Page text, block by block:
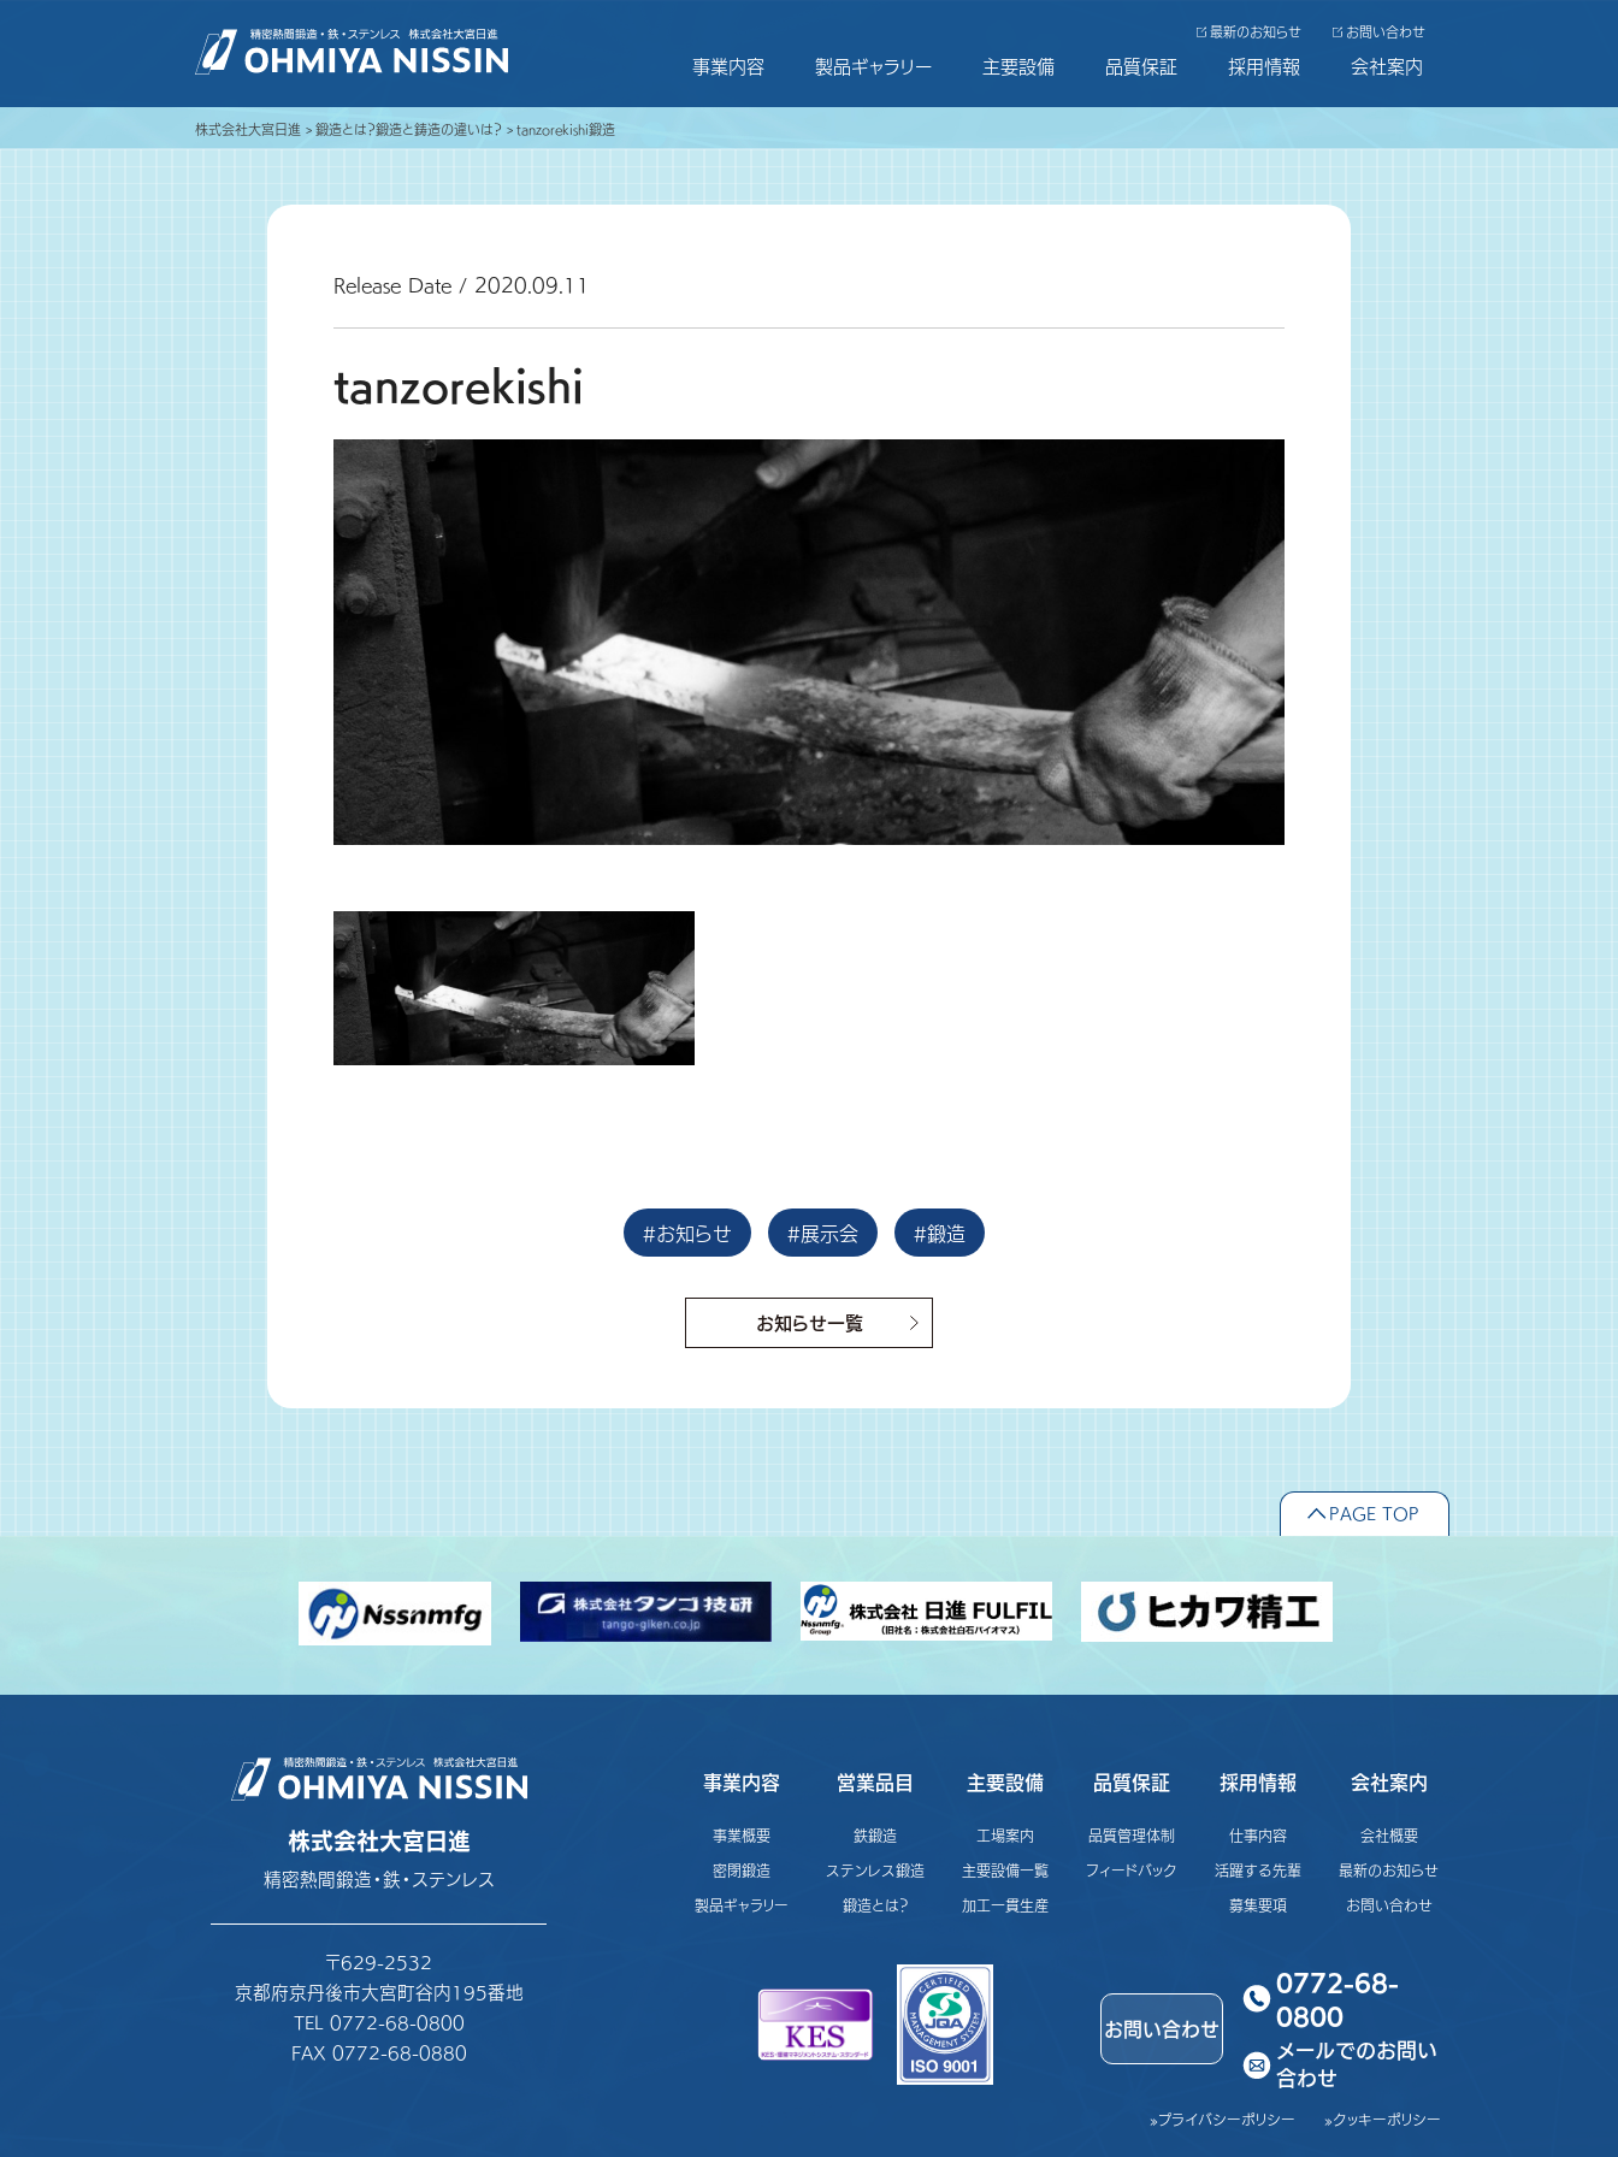
最新のお知らせ お問い合わせ
事業内容 製品ギャラリー 主要設備 品質保証 採用情報 会社案内
株式会社大宮日進 鍛造
鍛造とは？鍛造と鋳造の違いは？ tanzorekishi
Release Date / 2020.09.11
tanzorekishi
#お知らせ #展示会 #鍛造
お知らせ一覧
PAGE TOP
株式会社大宮日進
精密熱間鍛造・鉄・ステンレス
〒629-2532
京都府京丹後市大宮町谷内195番地
TEL 0772-68-0800
FAX 0772-68-0880
事業内容
事業概要
密閉鍛造
製品ギャラリー
営業品目
鉄鍛造
ステンレス鍛造
鍛造とは？
主要設備
工場案内
主要設備一覧
加工一貫生産
品質保証
品質管理体制
フィードバック
採用情報
仕事内容
活躍する先輩
募集要項
会社案内
会社概要
最新のお知らせ
お問い合わせ
お問い合わせ
0772-68-
0800
メールでのお問い
合わせ
»プライバシーポリシー »クッキーポリシー